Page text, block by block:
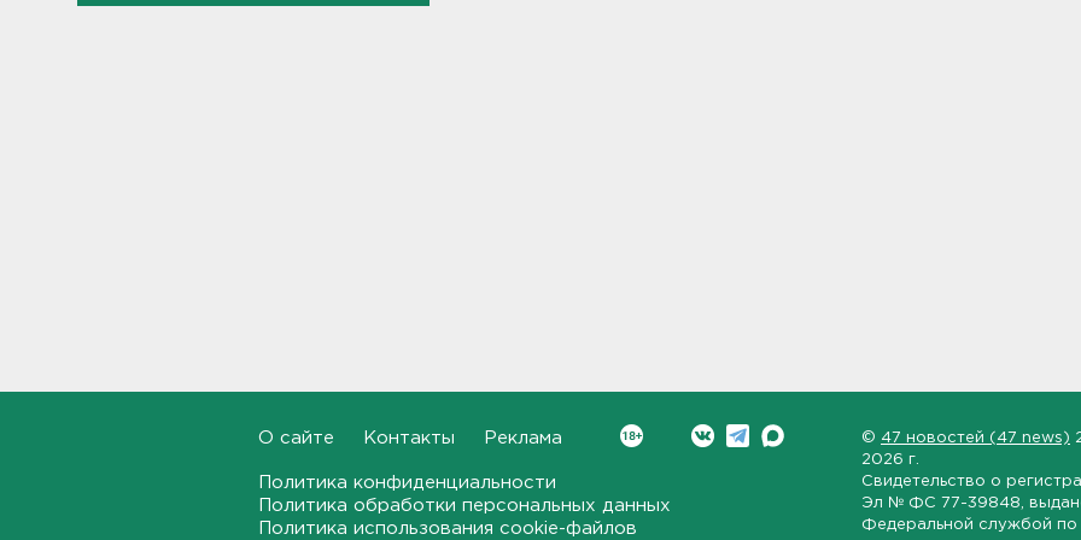
храниться и на партнерских
О сайте Контакты Реклама
Политика конфиденциальности
Политика обработки персональных данных
Политика использования cookie-файлов
© 47 новостей (47 news)
2026 г.
Свидетельство о
Эл № ФС 77-39848 ,
Федеральной службой по